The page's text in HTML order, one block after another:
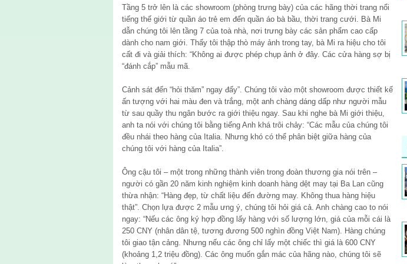
Tầng 5 trở lên là các showroom (phòng trưng bày) của các hãng thời trang nổi
tiếng thế giới từ quần áo trẻ em đến quần áo bà bầu, thời trang cưới. Bà Mi
dẫn chúng tôi lên tầng 7 của toà nhà, nơi trưng bày các sản phẩm cao cấp
dành cho nam giới. Thấy tôi thập thò máy ảnh trong tay, bà Mi ra hiệu cho tôi
cất đi và giải thích: “Không ai được phép chụp ảnh ở đây. Các cửa hàng sợ bị
“đánh cắp” mẫu mã.
Cảnh sát đến “hỏi thăm” ngay đấy”. Chúng tôi vào một showroom được thiết kế
ấn tượng với hai màu đen và trắng, một anh chàng dáng dấp như người mẫu
từ sau quầy thu ngân bước ra giới thiệu ngay. Sau khi nghe bà Mi giới thiệu,
anh ta nói với chúng tôi bằng tiếng Anh khá trôi chảy: “Các mẫu của chúng tôi
đều nhái theo hàng của Italia. Nhưng khó có thể phân biệt giữa hàng của
chúng tôi với hàng của Italia”.
Ông cậu tôi – một trong những thành viên trong đoàn thương gia nói trên –
người có gần 20 năm kinh nghiệm kinh doanh hàng dệt may tại Ba Lan cũng
thừa nhận: “Hàng đẹp, từ chất liệu đến đường may. Không thua hàng hiệu
thật”. Chọn lựa được 2 mẫu ưng ý, chúng tôi hỏi giá cả. Anh chàng cao to nói
ngay: “Nếu các ông ký hợp đồng lấy hàng với số lượng lớn, giá của mỗi cái là
250 CNY (nhân dân tệ, tương đương 500 nghìn đồng Việt Nam). Hàng chúng
tôi giao tận cảng. Nhưng nếu các ông chỉ lấy một chiếc thì giá là 600 CNY
(khoảng 1,2 triệu đồng). Các ông muốn gắn mác của hãng nào, chúng tôi sẽ